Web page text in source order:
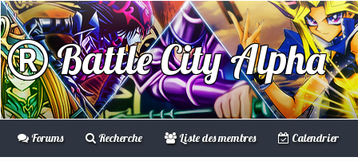
Battle City Alpha
Forums Recherche Liste des membres Calendrier